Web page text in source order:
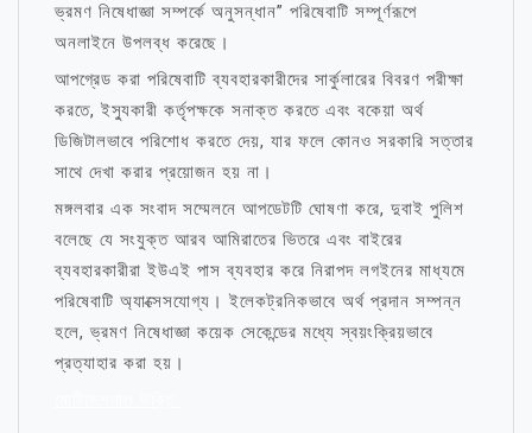
ভ্রমণ নিষেধাজ্ঞা সম্পর্কে অনুসন্ধান” পরিষেবাটি সম্পূর্ণরূপে
অনলাইনে উপলব্ধ করেছে।
আপগ্রেড করা পরিষেবাটি ব্যবহারকারীদের সার্কুলারের বিবরণ পরীক্ষা
করতে, ইস্যুকারী কর্তৃপক্ষকে সনাক্ত করতে এবং বকেয়া অর্থ
ডিজিটালভাবে পরিশোধ করতে দেয়, যার ফলে কোনও সরকারি সত্তার
সাথে দেখা করার প্রয়োজন হয় না।
মঙ্গলবার এক সংবাদ সম্মেলনে আপডেটটি ঘোষণা করে, দুবাই পুলিশ
বলেছে যে সংযুক্ত আরব আমিরাতের ভিতরে এবং বাইরের
ব্যবহারকারীরা ইউএই পাস ব্যবহার করে নিরাপদ লগইনের মাধ্যমে
পরিষেবাটি অ্যাক্সেসযোগ্য। ইলেকট্রনিকভাবে অর্থ প্রদান সম্পন্ন
হলে, ভ্রমণ নিষেধাজ্ঞা কয়েক সেকেন্ডের মধ্যে স্বয়ংক্রিয়ভাবে
প্রত্যাহার করা হয়।